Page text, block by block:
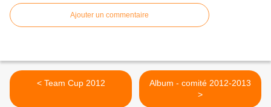
Ajouter un commentaire
< Team Cup 2012
Album - comité 2012-2013
>